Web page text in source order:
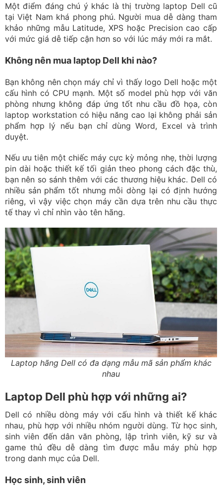
Một điểm đáng chú ý khác là thị trường laptop Dell cũ
tại Việt Nam khá phong phú. Người mua dễ dàng tham
khảo những mẫu Latitude, XPS hoặc Precision cao cấp
với mức giá dễ tiếp cận hơn so với lúc máy mới ra mắt.
Không nên mua laptop Dell khi nào?
Bạn không nên chọn máy chỉ vì thấy logo Dell hoặc một
cấu hình có CPU mạnh. Một số model phù hợp với văn
phòng nhưng không đáp ứng tốt nhu cầu đồ họa, còn
laptop workstation có hiệu năng cao lại không phải sản
phẩm hợp lý nếu bạn chỉ dùng Word, Excel và trình
duyệt.
Nếu ưu tiên một chiếc máy cực kỳ mỏng nhẹ, thời lượng
pin dài hoặc thiết kế tối giản theo phong cách đặc thù,
bạn nên so sánh thêm với các thương hiệu khác. Dell có
nhiều sản phẩm tốt nhưng mỗi dòng lại có định hướng
riêng, vì vậy việc chọn máy cần dựa trên nhu cầu thực
tế thay vì chỉ nhìn vào tên hãng.
Laptop hãng Dell có đa dạng mẫu mã sản phẩm khác
nhau
Laptop Dell phù hợp với những ai?
Dell có nhiều dòng máy với cấu hình và thiết kế khác
nhau, phù hợp với nhiều nhóm người dùng. Từ học sinh,
sinh viên đến dân văn phòng, lập trình viên, kỹ sư và
game thủ đều dễ dàng tìm được mẫu máy phù hợp
trong danh mục của Dell.
Học sinh, sinh viên